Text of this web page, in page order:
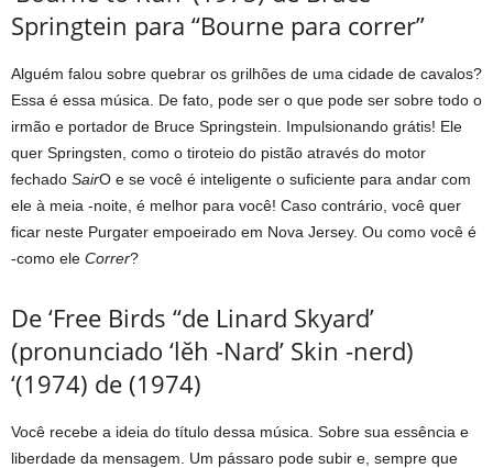
Springtein para “Bourne para correr”
Alguém falou sobre quebrar os grilhões de uma cidade de cavalos?
Essa é essa música. De fato, pode ser o que pode ser sobre todo o
irmão e portador de Bruce Springstein. Impulsionando grátis! Ele
quer Springsten, como o tiroteio do pistão através do motor
fechado SairO e se você é inteligente o suficiente para andar com
ele à meia -noite, é melhor para você! Caso contrário, você quer
ficar neste Purgater empoeirado em Nova Jersey. Ou como você é
-como ele Correr?
De ‘Free Birds “de Linard Skyard’
(pronunciado ‘lĕh -Nard’ Skin -nerd)
‘(1974) de (1974)
Você recebe a ideia do título dessa música. Sobre sua essência e
liberdade da mensagem. Um pássaro pode subir e, sempre que